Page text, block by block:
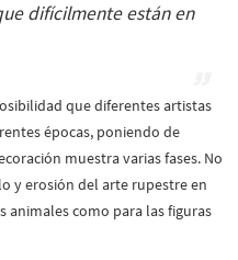
difícilmente están en
que diferentes artistas
épocas, poniendo de
muestra varias fases. No
y erosión del arte rupestre en
animales como para las figuras